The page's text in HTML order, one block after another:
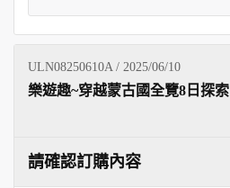
ULN08250610A / 2025/06/10
樂遊趣~穿越蒙古國全覽8日探索
請確認訂購內容